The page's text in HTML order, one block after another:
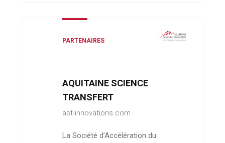
PARTENAIRES
AQUITAINE SCIENCE
TRANSFERT
ast-innovations.com
La Société d’Accélération du